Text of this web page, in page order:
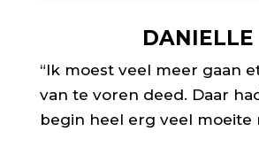
DANIELLE
“Ik moest veel meer gaan
van te voren deed. Daar
begin heel erg veel moeite